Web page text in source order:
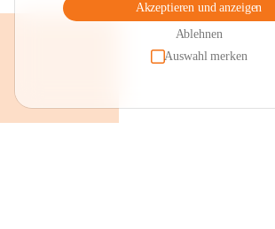
Akzeptieren und anzeigen
Ablehnen
Auswahl merken